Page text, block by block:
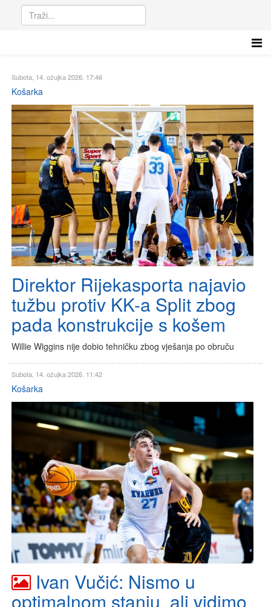
Subota, 14. ožujka 2026. 17:46
Košarka
Direktor Rijekasporta najavio
tužbu protiv KK-a Split zbog
pada konstrukcije s košem
Willie Wiggins nije dobio tehničku zbog vješanja po obruču
Subota, 14. ožujka 2026. 11:42
Košarka
Ivan Vučić: Nismo u
optimalnom stanju, ali vidimo